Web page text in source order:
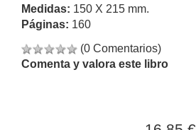
Medidas: 150 X 215 mm.
Páginas: 160
(0 Comentarios)
Comenta y valora este libro